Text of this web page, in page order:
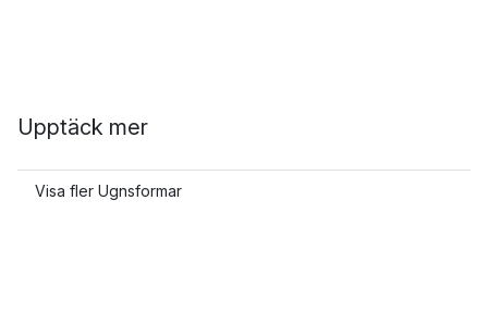
Upptäck mer
Visa fler Ugnsformar